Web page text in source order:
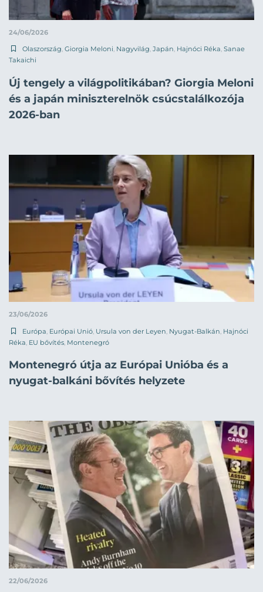
24/06/2026
Olaszország, Giorgia Meloni, Nagyvilág, Japán, Hajnóci Réka, Sanae
Takaichi
Új tengely a világpolitikában? Giorgia Meloni
és a japán miniszterelnök csúcstalálkozója
2026-ban
23/06/2026
Európa Európai Unió Ursula von der Leyen Nyugat-Balkán Hajnóci
Réka EU bővítés Montenegró
Montenegró útja az Európai Unióba és a
nyugat-balkáni bővítés helyzete
22/06/2026